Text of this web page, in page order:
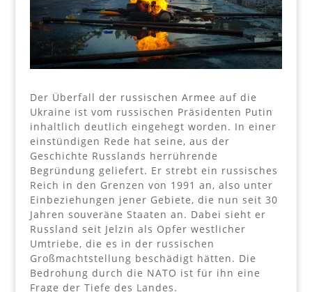
Der Überfall der russischen Armee auf die
Ukraine ist vom russischen Präsidenten Putin
inhaltlich deutlich eingehegt worden. In einer
einstündigen Rede hat seine, aus der
Geschichte Russlands herrührende
Begründung geliefert. Er strebt ein russisches
Reich in den Grenzen von 1991 an, also unter
Einbeziehungen jener Gebiete, die nun seit 30
Jahren souveräne Staaten an. Dabei sieht er
Russland seit Jelzin als Opfer westlicher
Umtriebe, die es in der russischen
Großmachtstellung beschädigt hätten. Die
Bedrohung durch die NATO ist für ihn eine
Frage der Tiefe des Landes.